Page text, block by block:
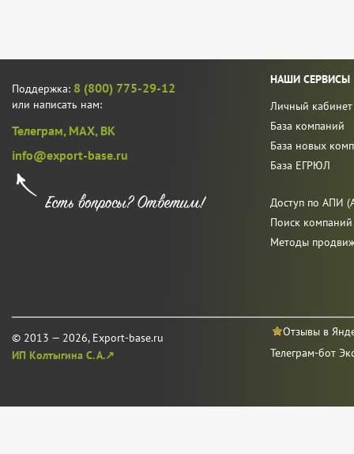
Поддержка: 8 (800) 775-29-12
или написать нам:
Телеграм, MAX, ВК
info@export-base.ru
© 2013 — 2026, Export-base.ru
ИП Колтыгина С. А.↗
НАШИ СЕРВИСЫ
Личный кабинет
База компаний
База новых
База ЕГРЮЛ
Доступ по АПИ
Поиск
Методы
Отзывы в
Телеграм-бот